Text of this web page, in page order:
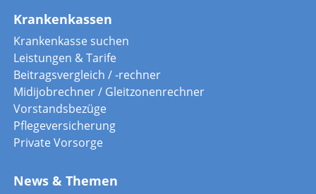
Krankenkassen
Krankenkasse suchen
Leistungen & Tarife
Beitragsvergleich / -rechner
Midijobrechner / Gleitzonenrechner
Vorstandsbezüge
Pflegeversicherung
Private Vorsorge
News & Themen